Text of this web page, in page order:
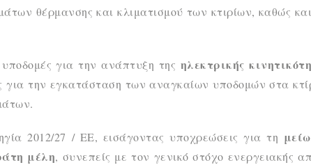
θέρμανσης και κλιματισμού των κτιρίων, καθώς
για την ανάπτυξη της ηλεκτρικής
για την εγκατάσταση των αναγκαίων υποδομών στα
2012/27 / ΕΕ, εισάγοντας υποχρεώσεις για τη
μέλη, συνεπείς με τον γενικό στόχο ενεργειακής